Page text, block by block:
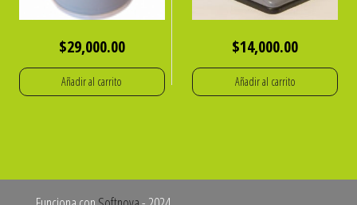
$29,000.00
Añadir al carrito
$14,000.00
Añadir al carrito